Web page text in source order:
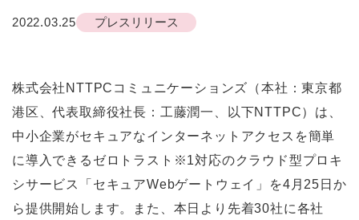
2022.03.25 プレスリリース
株式会社NTTPCコミュニケーションズ（本社：東京都
港区、代表取締役社長：工藤潤一、以下NTTPC）は、
中小企業がセキュアなインターネットアクセスを簡単
に導入できるゼロトラスト※1対応のクラウド型プロキ
シサービス「セキュアWebゲートウェイ」を4月25日か
ら提供開始します。また、本日より先着30社に各社